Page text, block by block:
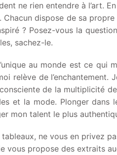
ne rien entendre à l’art.
dispose de sa
? Posez-vous la
sachez-le.
au monde est ce qui
relève de
de la multiplicité
et la mode. Plonger dans
mon talent le plus
ne vous en privez
vous propose des extraits